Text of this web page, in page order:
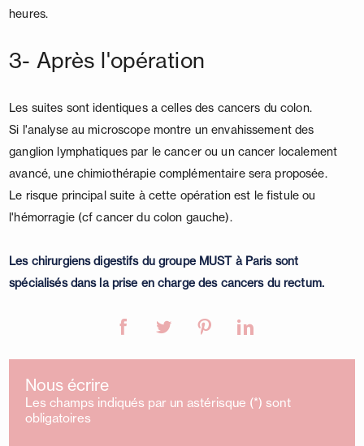
heures.
3- Après l'opération
Les suites sont identiques a celles des cancers du colon.
Si l'analyse au microscope montre un envahissement des
ganglion lymphatiques par le cancer ou un cancer localement
avancé, une chimiothérapie complémentaire sera proposée.
Le risque principal suite à cette opération est le fistule ou
l'hémorragie (cf cancer du colon gauche).
Les chirurgiens digestifs du groupe MUST à Paris sont
spécialisés dans la prise en charge des cancers du rectum.
Nous écrire
Les champs indiqués par un astérisque (*) sont
obligatoires